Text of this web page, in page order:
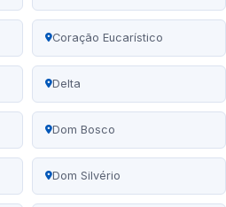
Coração Eucarístico
Delta
Dom Bosco
Dom Silvério